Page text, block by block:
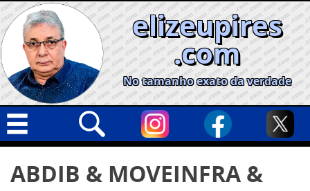
Skip
to
content
elizeupires
.com
No tamanho exato da verdade
Geral
por:
ABDIB & MOVEINFRA &